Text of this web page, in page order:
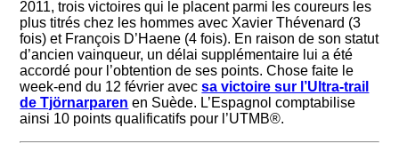
2011, trois victoires qui le placent parmi les coureurs les
plus titrés chez les hommes avec Xavier Thévenard (3
fois) et François D’Haene (4 fois). En raison de son statut
d’ancien vainqueur, un délai supplémentaire lui a été
accordé pour l’obtention de ses points. Chose faite le
week-end du 12 février avecsa victoire sur l’Ultra-trail
de Tjörnarparen en Suède. L’Espagnol comptabilise
ainsi 10 points qualificatifs pour l’UTMB®.